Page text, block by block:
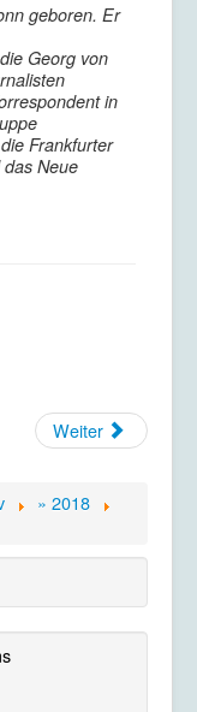
geboren. Er
Georg von
in
Frankfurter
Neue
Weiter
» 2018